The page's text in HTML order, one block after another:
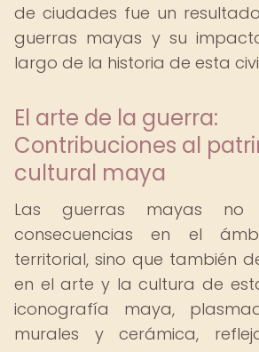
de ciudades fue un
guerras mayas y su
largo de la historia de esta
El arte de la guerra:
Contribuciones al
cultural maya
Las guerras mayas no
consecuencias en el
territorial, sino que también
en el arte y la cultura de
iconografía maya,
murales y cerámica,